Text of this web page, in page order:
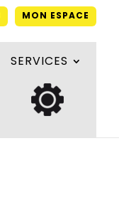
MON ESPACE
SERVICES